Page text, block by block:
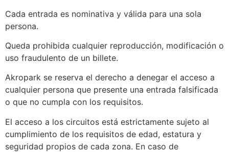
Cada entrada es nominativa y válida para una sola
persona.
Queda prohibida cualquier reproducción, modificación o
uso fraudulento de un billete.
Akropark se reserva el derecho a denegar el acceso a
cualquier persona que presente una entrada falsificada
o que no cumpla con los requisitos.
El acceso a los circuitos está estrictamente sujeto al
cumplimiento de los requisitos de edad, estatura y
seguridad propios de cada zona. En caso de